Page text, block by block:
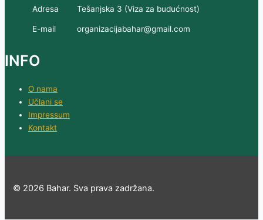
Adresa Tešanjska 3 (Viza za budućnost)
E-mail organizacijabahar@gmail.com
INFO
O nama
Učlani se
Impressum
Kontakt
© 2026 Bahar. Sva prava zadržana.